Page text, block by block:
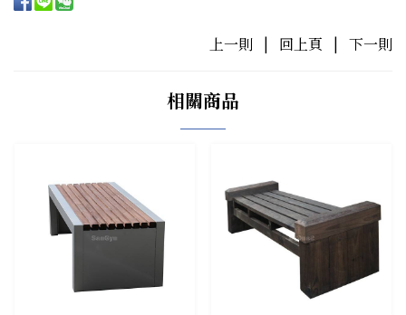
上一則 | 回上頁 | 下一則
相關商品